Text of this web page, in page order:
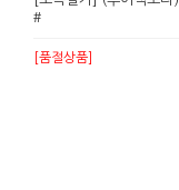
#
[품절상품]